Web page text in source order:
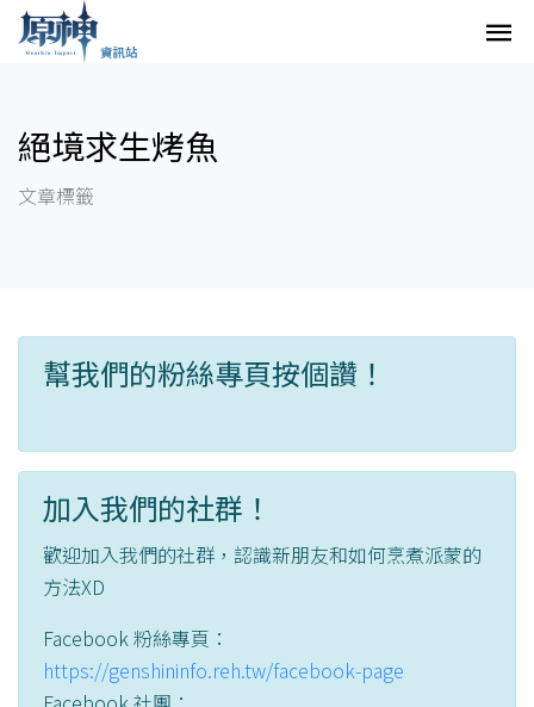
絕境求生烤魚
文章標籤
幫我們的粉絲專頁按個讚！
加入我們的社群！
歡迎加入我們的社群，認識新朋友和如何烹煮派蒙的
方法XD
Facebook 粉絲專頁：
https://genshininfo.reh.tw/facebook-page